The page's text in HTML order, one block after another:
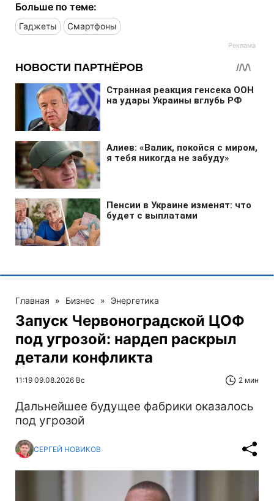
Больше по теме:
Гаджеты Смартфоны
Главная » Бизнес » Энергетика
Запуск Червоноградской ЦОФ
под угрозой: нардеп раскрыл
детали конфликта
11:19 09.08.2026 Вс 2 мин
Дальнейшее будущее фабрики оказалось
под угрозой
СЕРГЕЙ НОВИКОВ